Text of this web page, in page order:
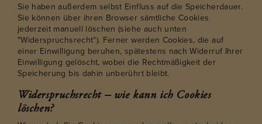
Sie haben außerdem selbst Einfluss auf die Speicherdauer.
Sie können über ihren Browser sämtliche Cookies
jederzeit manuell löschen (siehe auch unten
"Widerspruchsrecht"). Ferner werden Cookies, die auf
einer Einwilligung beruhen, spätestens nach Widerruf Ihrer
Einwilligung gelöscht, wobei die Rechtmäßigkeit der
Speicherung bis dahin unberührt bleibt.
Widerspruchsrecht – wie kann ich Cookies
löschen?